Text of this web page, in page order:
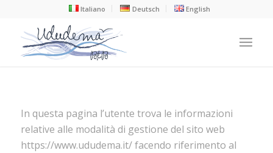
Italiano Deutsch English
In questa pagina l’utente trova le informazioni
relative alle modalità di gestione del sito web
https://www.ududema.it/ facendo riferimento al